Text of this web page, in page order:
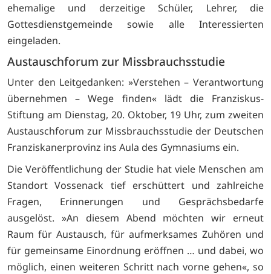
ehemalige und derzeitige Schüler, Lehrer, die
Gottesdienstgemeinde sowie alle Interessierten
eingeladen.
Austauschforum zur Missbrauchsstudie
Unter den Leitgedanken: »Verstehen – Verantwortung
übernehmen – Wege finden« lädt die Franziskus-
Stiftung am Dienstag, 20. Oktober, 19 Uhr, zum zweiten
Austauschforum zur Missbrauchsstudie der Deutschen
Franziskanerprovinz ins Aula des Gymnasiums ein.
Die Veröffentlichung der Studie hat viele Menschen am
Standort Vossenack tief erschüttert und zahlreiche
Fragen, Erinnerungen und Gesprächsbedarfe
ausgelöst. »An diesem Abend möchten wir erneut
Raum für Austausch, für aufmerksames Zuhören und
für gemeinsame Einordnung eröffnen … und dabei, wo
möglich, einen weiteren Schritt nach vorne gehen«, so